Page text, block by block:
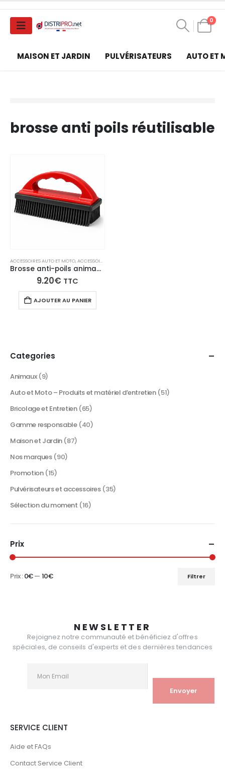
0
MAISON ET JARDIN PULVÉRISATEURS AUTO ET
brosse anti poils réutilisable
ACCESSOIRES AUTO ET MOTO, ACCESSOIRES NETTOYAGE INTÉRIEUR
Brosse anti-poils animaux pour tapis, canapés et sièges de voiture PuppyKlean
9.20€ TTC
AJOUTER AU PANIER
Categories
Animaux (9)
Auto et Moto – Produits et matériel d’entretien (51)
Bricolage et Entretien (65)
Gamme responsable (40)
Maison et Jardin (87)
Nos marques (90)
Promotion (15)
Pulvérisateurs et accessoires (35)
Sélection du moment (16)
Prix
Filtrer
Prix :0€— 10€
NEWSLETTER
Rejoignez notre communauté et bénéficiez d'offres
spéciales, de conseils d'experts et des dernières tendances
SERVICE CLIENT
Aide et FAQs
Contact Service Client